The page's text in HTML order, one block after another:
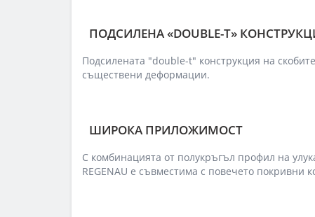
ПОДСИЛЕНА «DOUBLE-T»
Подсилената "double-t" конструкция на
съществени деформации.
ШИРОКА ПРИЛОЖИМОСТ
С комбинацията от полукръгъл профил на
REGENAU е съвместима с повечето покривни